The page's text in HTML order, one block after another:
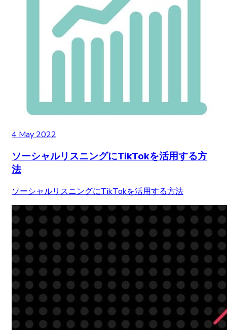
4 May 2022
ソーシャルリスニングにTikTokを活用する方
法
ソーシャルリスニングにTikTokを活用する方法